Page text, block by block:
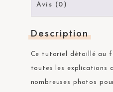
Avis (0)
Description
Ce tutoriel détaillé au
toutes les explications
nombreuses photos